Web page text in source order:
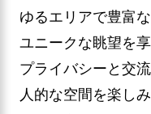
ゆるエリアで豊富
ユニークな眺望を
プライバシーと交
人的な空間を楽し